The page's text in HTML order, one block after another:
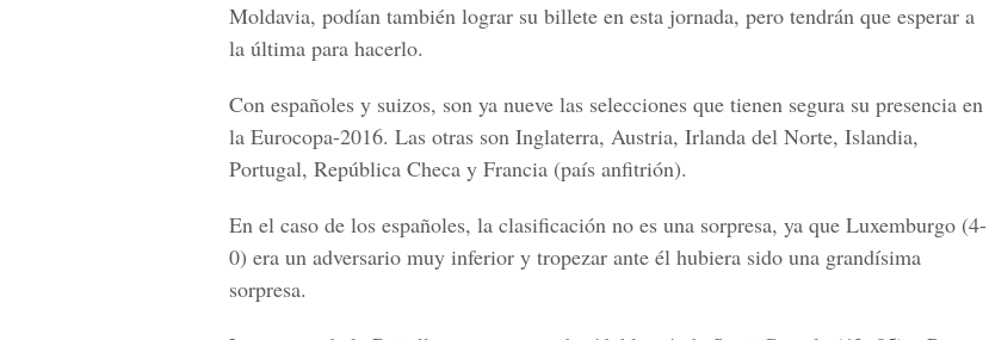
Moldavia, podían también lograr su billete en esta jornada, pero tendrán que esperar a
la última para hacerlo.
Con españoles y suizos, son ya nueve las selecciones que tienen segura su presencia en
la Eurocopa-2016. Las otras son Inglaterra, Austria, Irlanda del Norte, Islandia,
Portugal, República Checa y Francia (país anfitrión).
En el caso de los españoles, la clasificación no es una sorpresa, ya que Luxemburgo (4-
0) era un adversario muy inferior y tropezar ante él hubiera sido una grandísima
sorpresa.